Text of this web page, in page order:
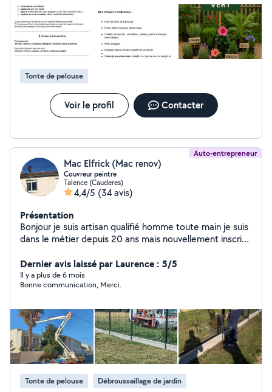
du lundi au samedi. + D'INFO DANS MES PHOTOS ️ Je
propose aussi la location d'outils pour vos travaux: ️ -
Perforateur à percussion Hilti - Perforateur à percussion
Dexter - Disqueuse AEG - Scie circulaire Dexter - Scie
sauteuse Bosch - Taille-haies filaire McAllister - Mini
taille-haie pour Art-topiaire Bosch à batterie -
Compresseur Mecafer 27L 8 Bar - Diable (250 kg max)
avec sangle - Rouleau à gazon - Brouette Matériel fiable,
prêt à l'emploi. Réponse rapide via AlloVoisin et
téléphone. + D'INFO DANS MES PHOTOS Benjamin De
Tonte de pelouse
Voir le profil Contacter
Auto-entrepreneur
Mac Elfrick (Mac renov)
Couvreur peintre
Talence (Cauderes)
4,4/5 (34 avis)
Présentation
Bonjour je suis artisan qualifié homme toute main je suis
dans le métier depuis 20 ans mais nouvellement inscrit
essentiellement sur les prestations suivantes
Couverture nettoyage traitement toiture Nettoyage
gouttière Traitement façades Moisissure champignons
Peinture porte Peinture mur muret Peinture ferronnerie
Je dispose de toutes les assurances nécessaires à mon
activité professionnelle. Je me déplace dans toute la
Gironde et effectue des devis gratuits, une fois engagé
sur un chantier, je m'engage à 100% N'hésitez pas à
consulter mes photos de réalisation et à me contacter
pour tout besoin. Déplacement conseille et devis
Dernier avis laissé par Laurence : 5/5
Il y a plus de 6 mois
Bonne communication, Merci.
Tonte de pelouse Débroussaillage de jardin